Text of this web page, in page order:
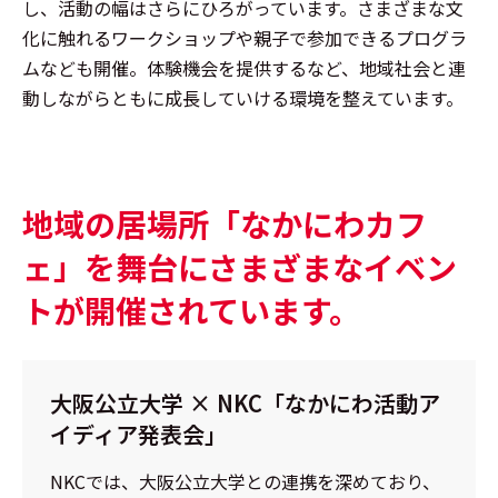
し、活動の幅はさらにひろがっています。さまざまな文
化に触れるワークショップや親子で参加できるプログラ
ムなども開催。体験機会を提供するなど、地域社会と連
動しながらともに成長していける環境を整えています。
地域の居場所「なかにわカフ
ェ」を舞台にさまざまなイベン
トが開催されています。
大阪公立大学 × NKC 「なかにわ活動ア
イディア発表会」
NKCでは、大阪公立大学との連携を深めており、